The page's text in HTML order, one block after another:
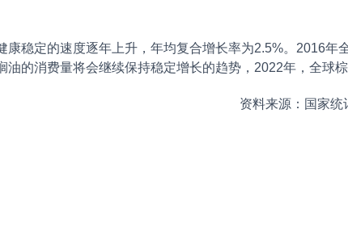
康稳定的速度逐年上升，年均复合增长率为2.5%。2016年
的消费量将会继续保持稳定增长的趋势，2022年，全球
资料来源：国家